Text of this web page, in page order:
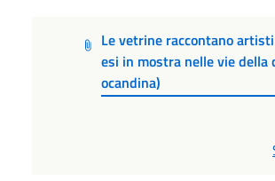
Le vetrine raccontano
esi in mostra nelle vie della
ocandina)